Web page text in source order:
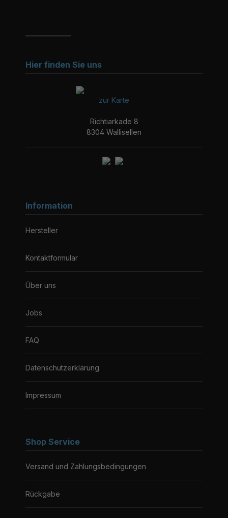
Hier finden Sie uns
zur Karte
Richtiarkade 8
8304 Wallisellen
Information
Hersteller
Kontaktformular
Über uns
Jobs
FAQ
Datenschutzerklärung
Impressum
Shop Service
Versand und Zahlungsbedingungen
Rückgabe